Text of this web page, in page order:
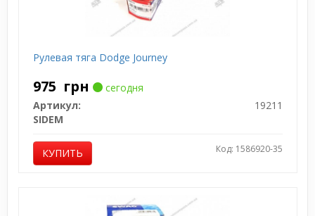
Рулевая тяга Dodge Journey
975 грн
сегодня
Артикул:
19211
SIDEM
КУПИТЬ Код: 1586920-35